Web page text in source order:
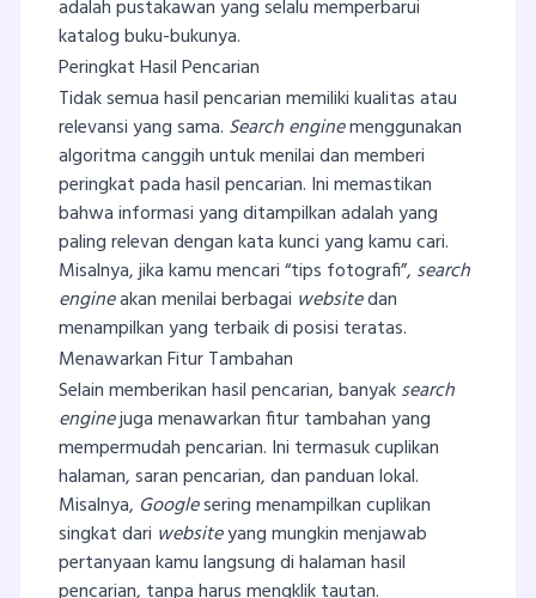
adalah pustakawan yang selalu memperbarui
katalog buku-bukunya.
Peringkat Hasil Pencarian
Tidak semua hasil pencarian memiliki kualitas atau
relevansi yang sama. Search enginemenggunakan
algoritma canggih untuk menilai dan memberi
peringkat pada hasil pencarian. Ini memastikan
bahwa informasi yang ditampilkan adalah yang
paling relevan dengan kata kunci yang kamu cari.
Misalnya, jika kamu mencari “tips fotografi”, search
engineakan menilai berbagai websitedan
menampilkan yang terbaik di posisi teratas.
Menawarkan Fitur Tambahan
Selain memberikan hasil pencarian, banyaksearch
enginejuga menawarkan fitur tambahan yang
mempermudah pencarian. Ini termasuk cuplikan
halaman, saran pencarian, dan panduan lokal.
Misalnya, Googlesering menampilkan cuplikan
singkat dari websiteyang mungkin menjawab
pertanyaan kamu langsung di halaman hasil
pencarian, tanpa harus mengklik tautan.